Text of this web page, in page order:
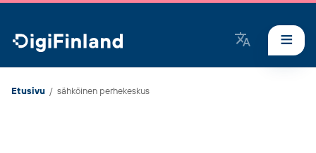
DigiFinland
Etusivu / sähköinen perhekeskus